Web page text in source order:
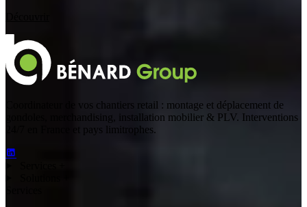
Coordinateur de vos chantiers retail : montage et déplacement de
gondoles, merchandising, installation mobilier & PLV. Interventions
24/7 en France et pays limitrophes.